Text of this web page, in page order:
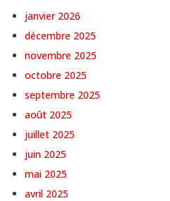
janvier 2026
décembre 2025
novembre 2025
octobre 2025
septembre 2025
août 2025
juillet 2025
juin 2025
mai 2025
avril 2025